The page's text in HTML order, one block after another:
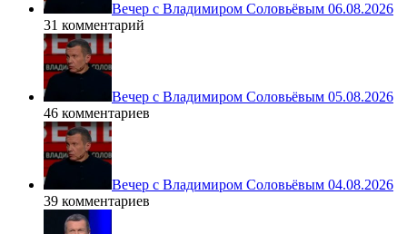
Вечер с Владимиром Соловьёвым 06.08.2026
31 комментарий
Вечер с Владимиром Соловьёвым 05.08.2026
46 комментариев
Вечер с Владимиром Соловьёвым 04.08.2026
39 комментариев